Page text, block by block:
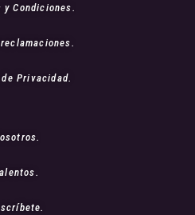
y Condiciones.
Privacidad.